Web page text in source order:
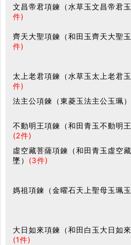
文昌帝君項鍊（水草玉文昌帝君玉
件)
齊天大聖項鍊（和田玉齊天大聖玉
件)
太上老君項鍊（水草玉太上老君玉
件)
法主公項鍊（東菱玉法主公玉珮）
不動明王項鍊（和田青玉不動明
(2件)
虛空藏菩薩項鍊（和田青玉虛空
墜） (3件)
媽祖項鍊（金曜石天上聖母玉珮玉
大日如來項鍊（和田白玉大日如
(1件)